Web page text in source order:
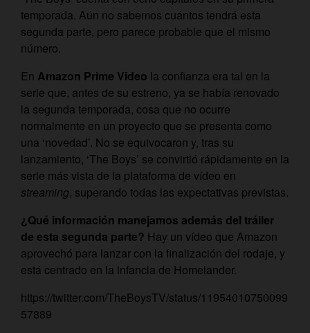
temporada. Aún no sabemos cuántos tendrá esta
segunda parte, pero parece probable que el mismo
número.
En Amazon Prime Video la confianza era tal en la
serie que, antes de su estreno, ya se había renovado
la segunda temporada, cosa que no ocurre
normalmente en un proyecto que se presenta como
una ‘novedad’. No se equivocaron y, tras su
lanzamiento, ‘The Boys’ se convirtió rápidamente en la
serie más vista de la plataforma de vídeo en
streaming, superando todas las expectativas previstas.
¿Qué información manejamos además del tráiler
de esta segunda parte? Hay un vídeo que Amazon
aprovechó para lanzar con la finalización del rodaje, y
está centrado en la infancia de Homelander.
https://twitter.com/TheBoysTV/status/11954010750099
57889